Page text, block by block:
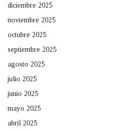
diciembre 2025
noviembre 2025
octubre 2025
septiembre 2025
agosto 2025
julio 2025
junio 2025
mayo 2025
abril 2025